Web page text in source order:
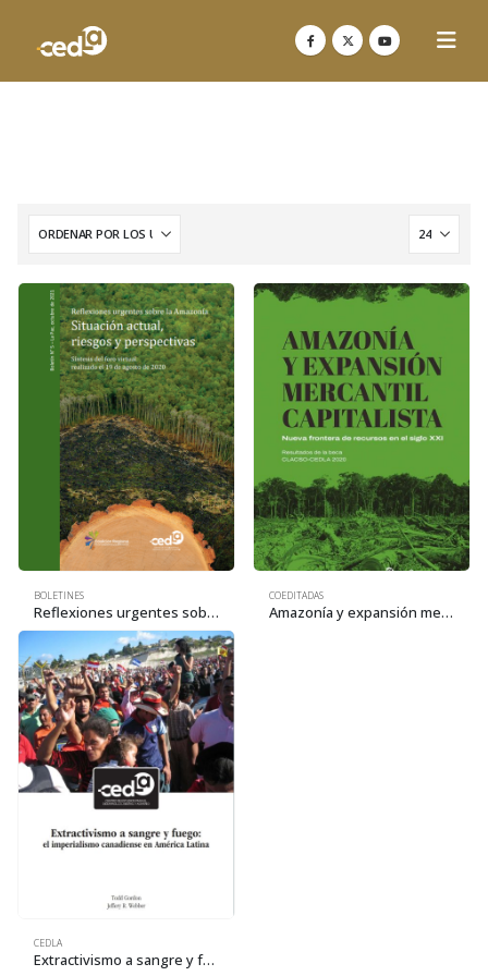
BOLETINES
Reflexiones urgentes sobre la Amazonía. Situación actual, riesgos y perspectivas
COEDITADAS
Amazonía y expansión mercantil capitalista. Nueva frontera de recursos en el siglo XXI
CEDLA
Extractivismo a sangre y fuego: el imperialismo canadiense en América Latina